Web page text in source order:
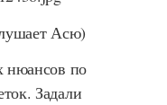
Асю)
нюансов по
Задали